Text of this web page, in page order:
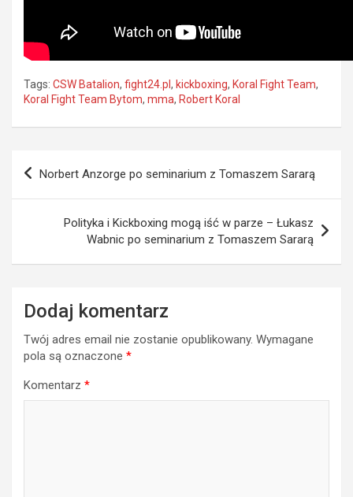
Tags: CSW Batalion, fight24.pl , kickboxing, Koral Fight Team,
Koral Fight Team Bytom, mma, Robert Koral
Nawigacja
Norbert Anzorge po seminarium z Tomaszem Sararą
Polityka i Kickboxing mogą iść w parze – Łukasz
Wabnic po seminarium z Tomaszem Sararą
Dodaj komentarz
Twój adres email nie zostanie opublikowany. Wymagane
pola są oznaczone *
Komentarz *